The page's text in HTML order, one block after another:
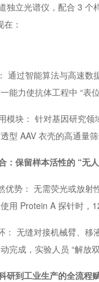
独立光谱仪，配合 3 个
：
通过智能算法与高速
能力使抗体工程中 “表
模块： 针对基因研究
型 AAV 衣壳的高通量
：保留样本活性的 “无
优势： 无需荧光或放
用 Protein A 探针时，
： 无缝对接机械臂、
完成，实验人员 “解放
研到工业生产的全流程